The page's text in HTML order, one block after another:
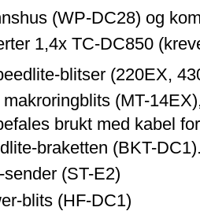
(WP-DC28) og
1,4x TC-DC850
blitser (220EX,
(MT-
brukt med kabel
braketten (BKT-
(ST-E2)
blits (HF-DC1)